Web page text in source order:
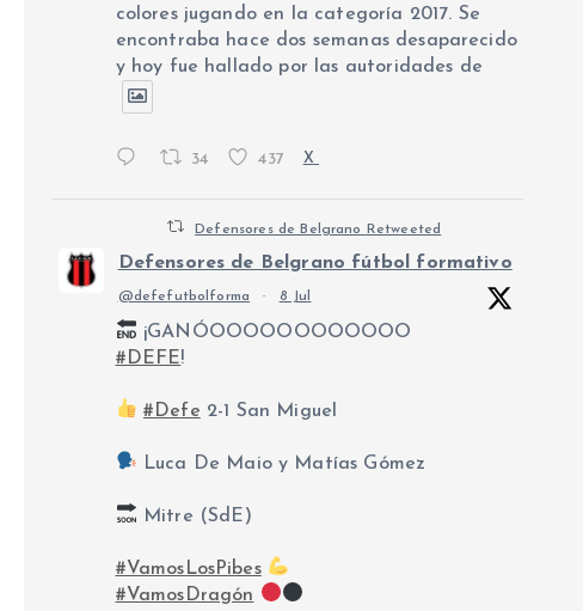
colores jugando en la categoría 2017. Se
encontraba hace dos semanas desaparecido
y hoy fue hallado por las autoridades de
34 437 X
Defensores de Belgrano Retweeted
Defensores de Belgrano fútbol formativo
@defefutbolforma · 8 Jul
¡GANÓOOOOOOOOOOOO
#DEFE!
#Defe 2-1 San Miguel
Luca De Maio y Matías Gómez
Mitre (SdE)
#VamosLosPibes
#VamosDragón